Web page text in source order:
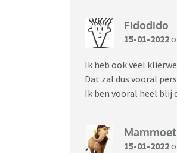
Fidodido
15-01-2022
Ik heb ook veel
Dat zal dus vooral
Ik ben vooral heel blij
Mammoet
15-01-2022